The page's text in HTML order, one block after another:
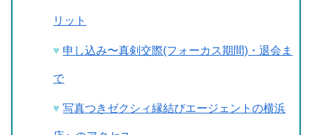
リット
申し込み〜真剣交際(フォーカス期間)・退会ま
で
写真つきゼクシィ縁結びエージェントの横浜